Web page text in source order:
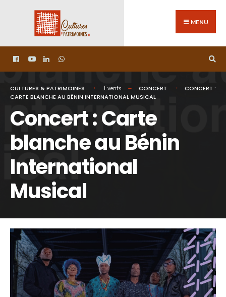
MENU
CULTURES & PATRIMOINES Events CONCERT
CONCERT :
CARTE BLANCHE AU BÉNIN INTERNATIONAL MUSICAL
Concert : Carte
blanche au Bénin
International
Musical